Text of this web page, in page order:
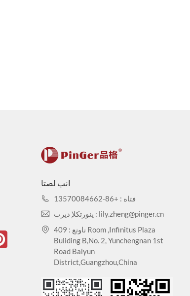
انب لصتا
فتاه : +86-13570084662
ينورتكلإ ديرب : lily.zheng@pinger.cn
ناونع : 409 Room ,Infinitus Plaza
Buliding B,No. 2, Yunchengnan 1st
Road Baiyun
District,Guangzhou,China